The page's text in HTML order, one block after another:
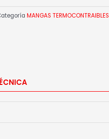
MANGAS TERMOCONTRAIBLES